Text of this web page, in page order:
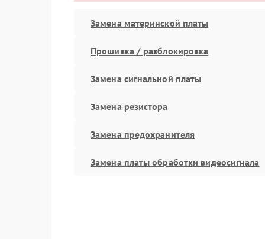
Замена материнской платы
Прошивка / разблокировка
Замена сигнальной платы
Замена резистора
Замена предохранителя
Замена платы обработки видеосигнала